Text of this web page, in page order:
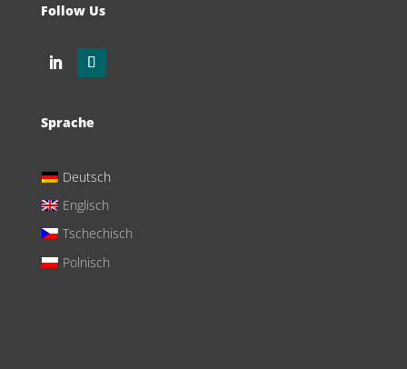
Follow Us
Sprache
Deutsch
Englisch
Tschechisch
Polnisch